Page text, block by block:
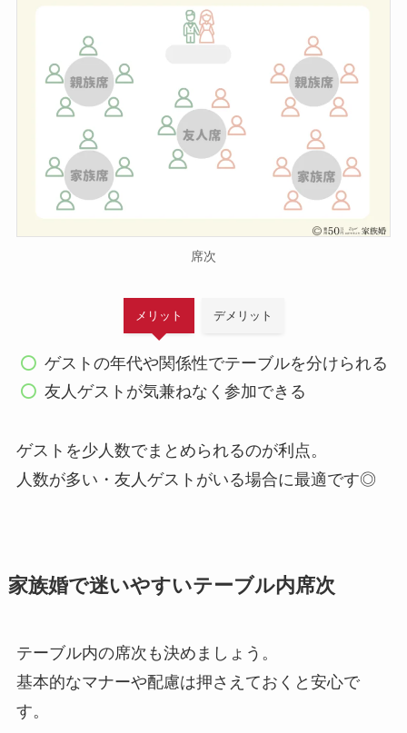
席次
メリット デメリット
ゲストの年代や関係性でテーブルを分けられる
友人ゲストが気兼ねなく参加できる
ゲストを少人数でまとめられるのが利点。
人数が多い・友人ゲストがいる場合に最適です◎
家族婚で迷いやすいテーブル内席次
テーブル内の席次も決めましょう。
基本的なマナーや配慮は押さえておくと安心で
す。